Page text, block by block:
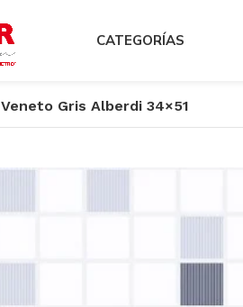
CATEGORÍAS
Veneto Gris Alberdi 34×51